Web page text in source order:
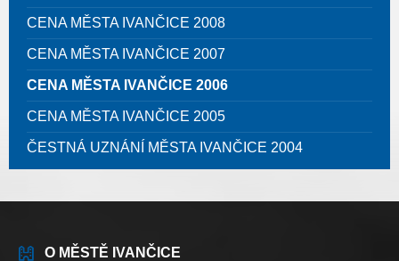
CENA MĚSTA IVANČICE 2008
CENA MĚSTA IVANČICE 2007
CENA MĚSTA IVANČICE 2006
CENA MĚSTA IVANČICE 2005
ČESTNÁ UZNÁNÍ MĚSTA IVANČICE 2004
O MĚSTĚ IVANČICE